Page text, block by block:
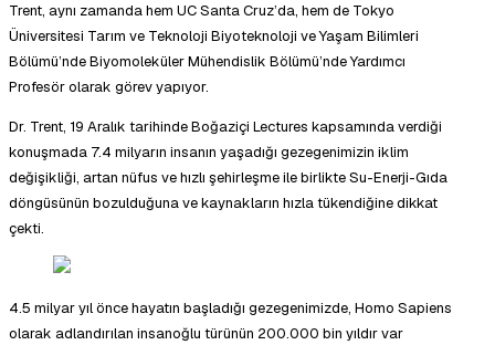
Trent, aynı zamanda hem UC Santa Cruz’da, hem de Tokyo
Üniversitesi Tarım ve Teknoloji Biyoteknoloji ve Yaşam Bilimleri
Bölümü’nde Biyomoleküler Mühendislik Bölümü’nde Yardımcı
Profesör olarak görev yapıyor.
Dr. Trent, 19 Aralık tarihinde Boğaziçi Lectures kapsamında verdiği
konuşmada 7.4 milyarın insanın yaşadığı gezegenimizin iklim
değişikliği, artan nüfus ve hızlı şehirleşme ile birlikte Su-Enerji-Gıda
döngüsünün bozulduğuna ve kaynakların hızla tükendiğine dikkat
çekti.
4.5 milyar yıl önce hayatın başladığı gezegenimizde, Homo Sapiens
olarak adlandırılan insanoğlu türünün 200.000 bin yıldır var